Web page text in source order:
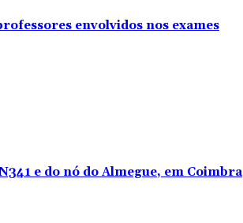
envolvidos nos exames
e do nó do Almegue, em Coimbra